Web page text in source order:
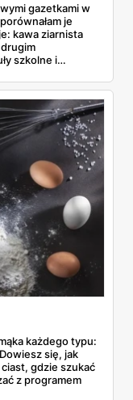
gazetkami w
je
kawa ziarnista
szkolne i
z aplikacją. Aldi
w skrócie:
warzywa jedź
każdego typu:
się, jak
gdzie szukać
z programem